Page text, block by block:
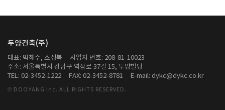
두양건축(주)
대표: 박해수, 조성복
사업자 번호: 208-81-10023
주소: 서울특별시 강남구 역삼로 37길 15, 두양빌딩
TEL: 02-3452-1222
FAX: 02-3452-8781 E-mail: dykc@dykc.co.kr
© DOOYANG Inc. ALL RIGHTS RESERVED.